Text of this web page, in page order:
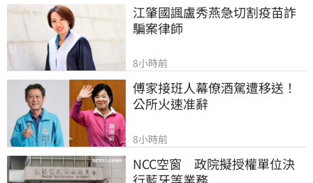
江肇國諷盧秀燕急切割疫苗詐
騙案律師
8小時前
傅家接班人幕僚酒駕遭移送！
公所火速准辭
8小時前
NCC空窗　政院擬授權單位決